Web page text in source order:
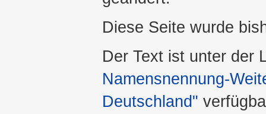
Diese Seite wurde
Der Text ist unter der
Namensnennung-
Deutschland"